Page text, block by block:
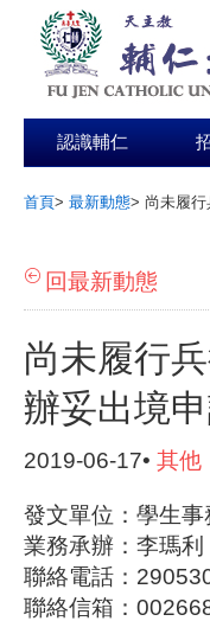
認識輔仁
首頁> 最新動態> 尚未履
回最新動態
尚未履行
辦妥出境
2019-06-17• 其他
發文單位：學生事
業務承辦：李瑪利
聯絡電話：
聯絡信箱：